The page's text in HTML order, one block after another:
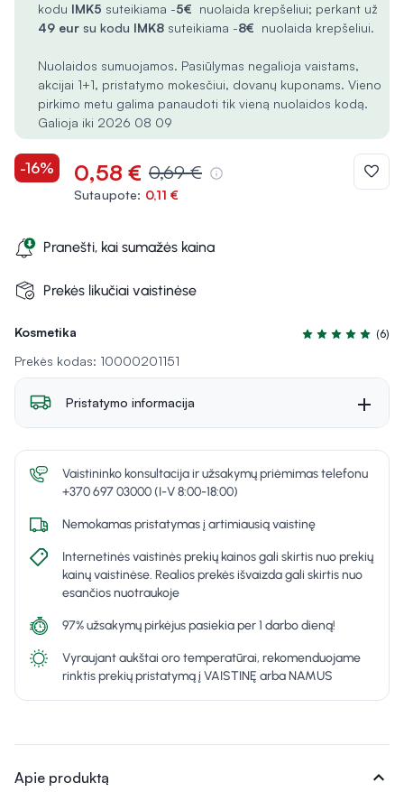
Kosmetika
Įvertinimas 5.0
(6)
Prekės kodas: 10000201151
kodu IMK5 suteikiama -5€ nuolaida krepšeliui; perkant už
49 eur su kodu IMK8 suteikiama -8€ nuolaida krepšeliui.
Nuolaidos sumuojamos. Pasiūlymas negalioja vaistams,
akcijai 1+1, pristatymo mokesčiui, dovanų kuponams. Vieno
pirkimo metu galima panaudoti tik vieną nuolaidos kodą.
Galioja iki 2026 08 09
-16% 0,58 € 0,69 €
Sutaupote: 0,11 €
Pranešti, kai sumažės kaina
Prekės likučiai vaistinėse
Pristatymo informacija
Vaistininko konsultacija ir užsakymų priėmimas telefonu
+370 697 03000 (I-V 8:00-18:00)
Nemokamas pristatymas į artimiausią vaistinę
Internetinės vaistinės prekių kainos gali skirtis nuo prekių
kainų vaistinėse. Realios prekės išvaizda gali skirtis nuo
esančios nuotraukoje
97% užsakymų pirkėjus pasiekia per 1 darbo dieną!
Vyraujant aukštai oro temperatūrai, rekomenduojame
rinktis prekių pristatymą į VAISTINĘ arba NAMUS
Apie produktą expand_more